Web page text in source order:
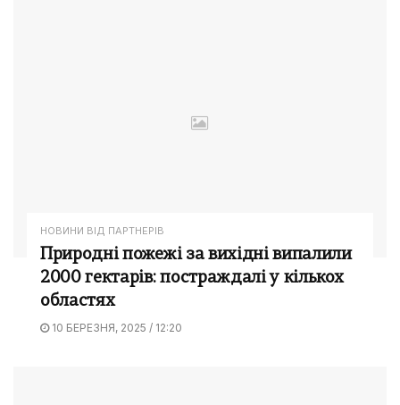
НОВИНИ ВІД ПАРТНЕРІВ
Природні пожежі за вихідні випалили
2000 гектарів: постраждалі у кількох
областях
10 БЕРЕЗНЯ, 2025 / 12:20